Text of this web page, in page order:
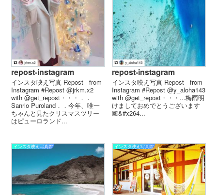
repost-instagram
インスタ映え写真 Repost - from
Instagram #Repost @jrkm.x2
with @get_repost・・・．．
Sanrio Puroland．．今年、唯一
ちゃんと見たクリスマスツリー
はピューロランド...
repost-instagram
インスタ映え写真 Repost - from
Instagram #Repost @y_aloha143
with @get_repost・・・...梅雨明
けましておめでとうございます
🏾‍&#x264...
インスタ映え写真館 インスタ映え写真館